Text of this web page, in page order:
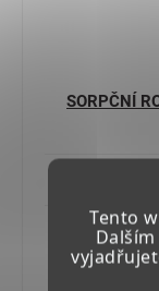
Tento
SORPČNÍ